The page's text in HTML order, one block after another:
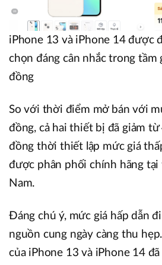
iPhone 13 và iPhone 14 được
chọn đáng cân nhắc trong
đồng
So với thời điểm mở bán với
đồng, cả hai thiết bị đã giảm
đồng thời thiết lập mức giá
được phân phối chính hãng
Nam.
Đáng chú ý, mức giá hấp dẫn
nguồn cung ngày càng thu
của iPhone 13 và iPhone 14